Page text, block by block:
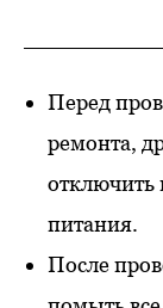
Перед
ремонта,
отключить
питания.
После